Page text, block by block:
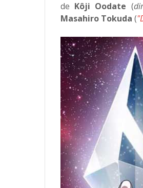
de Kôji Oodate (
Masahiro Tokuda (